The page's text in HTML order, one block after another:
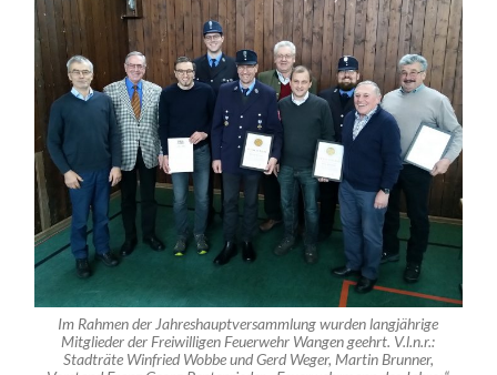
Im Rahmen der Jahreshauptversammlung wurden langjährige
Mitglieder der Freiwilligen Feuerwehr Wangen geehrt. V.l.n.r.:
Stadträte Winfried Wobbe und Gerd Weger, Martin Brunner,